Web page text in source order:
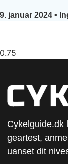
9. januar 2024
Cykelguide.dk
geartest,
uanset dit